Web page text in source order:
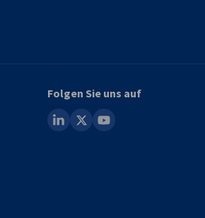
Folgen Sie uns auf
linkedin
youtube